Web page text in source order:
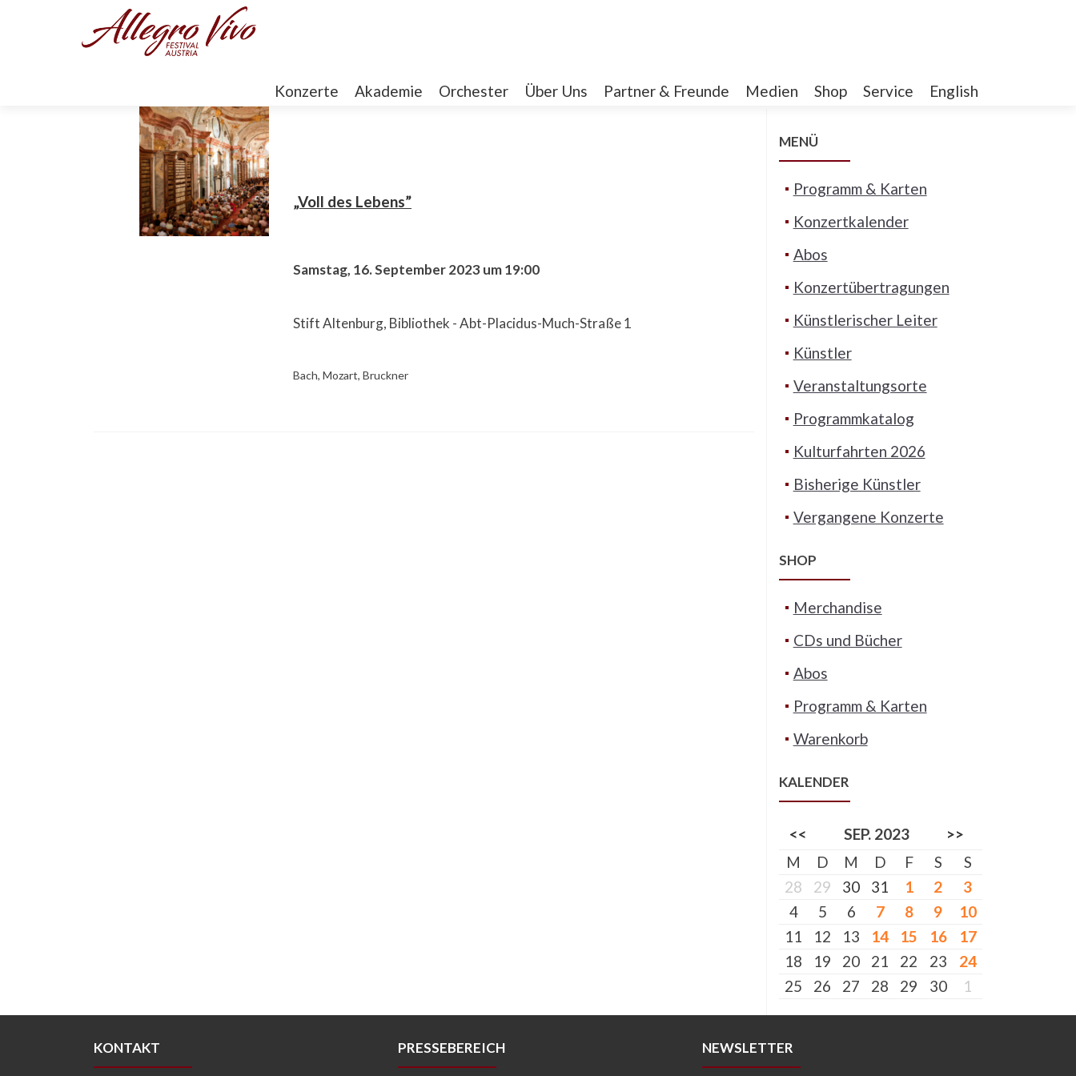
Konzerte Akademie Orchester Über Uns Partner & Freunde Medien Shop Service English
„Voll des Lebens”
Samstag, 16. September 2023 um 19:00
Stift Altenburg, Bibliothek - Abt-Placidus-Much-Straße 1
Bach, Mozart, Bruckner
MENÜ
Programm & Karten
Konzertkalender
Abos
Konzertübertragungen
Künstlerischer Leiter
Künstler
Veranstaltungsorte
Programmkatalog
Kulturfahrten 2026
Bisherige Künstler
Vergangene Konzerte
SHOP
Merchandise
CDs und Bücher
Abos
Programm & Karten
Warenkorb
KALENDER
<< SEP. 2023
>>
M
D M D F S
S
28
29 30 31 1 2
3
4
5 6 7 8 9
10
11
12 13 14 15 16
17
18
19 20 21 22 23
24
25
26 27 28 29 30 1
KONTAKT PRESSEBEREICH NEWSLETTER